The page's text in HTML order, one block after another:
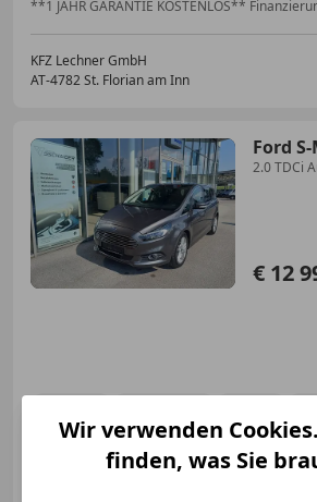
**1 JAHR GARANTIE KOSTENLOS**
KFZ Lechner GmbH
AT-4782 St. Florian am Inn
Ford
2.0 TDCi
€ 12
Wir verwenden
finden, was Sie